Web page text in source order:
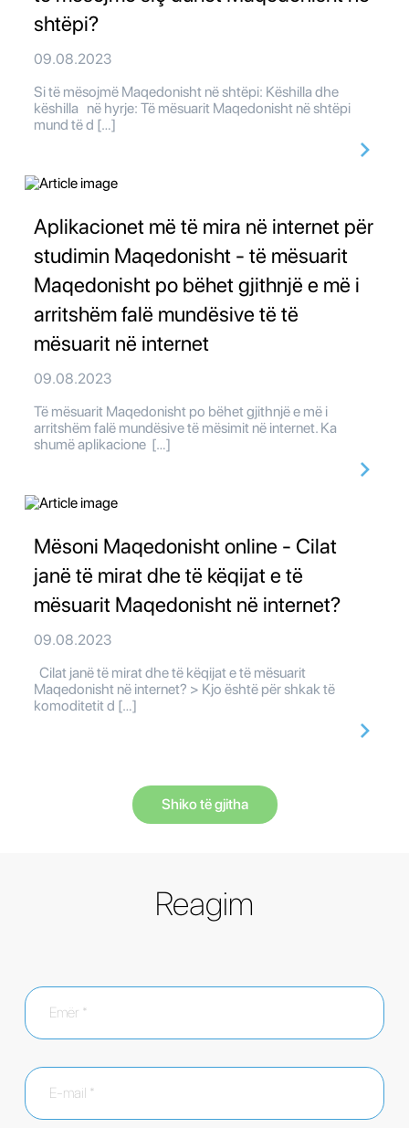
shtëpi?
09.08.2023
Si të mësojmë Maqedonisht në shtëpi: Këshilla dhe
këshilla në hyrje: Të mësuarit Maqedonisht në shtëpi
mund të d […]
Aplikacionet më të mira në internet për
studimin Maqedonisht - të mësuarit
Maqedonisht po bëhet gjithnjë e më i
arritshëm falë mundësive të të
mësuarit në internet
09.08.2023
Të mësuarit Maqedonisht po bëhet gjithnjë e më i
arritshëm falë mundësive të mësimit në internet. Ka
shumë aplikacione […]
Mësoni Maqedonisht online - Cilat
janë të mirat dhe të këqijat e të
mësuarit Maqedonisht në internet?
09.08.2023
Cilat janë të mirat dhe të këqijat e të mësuarit
Maqedonisht në internet? > Kjo është për shkak të
komoditetit d […]
Shiko të gjitha
Reagim